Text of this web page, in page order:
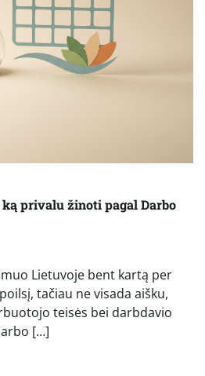
ką privalu žinoti pagal Darbo
Lietuvoje bent kartą per
tačiau ne visada aišku,
teisės bei darbdavio
[…]